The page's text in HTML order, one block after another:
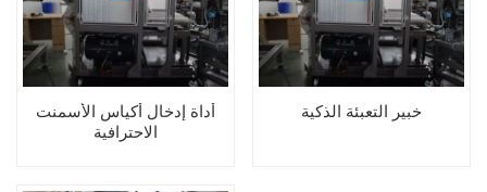
أداة إدخال أكياس الأسمنت
الاحترافية
خبير التعبئة الذكية